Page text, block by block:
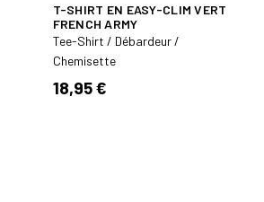
T-SHIRT EN EASY-CLIM VERT
FRENCH ARMY
Tee-Shirt / Débardeur /
Chemisette
18,95 €